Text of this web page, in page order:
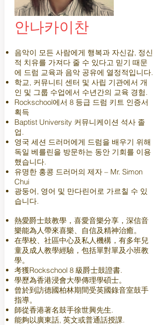
안나카이찬
음악이 모든 사람에게 행복과 자신감, 정신
적 치유를 가져다 줄 수 있다고 믿기 때문
에 드럼 교육과 음악 공유에 열정적입니다.
학교, 커뮤니티 센터 및 사립 기관에서 개
인 및 그룹 수업에서 수년간의 교육 경험.
Rockschool에서 8 등급 드럼 키트 인증서
획득
Baptist University 커뮤니케이션 석사 졸
업.
영국 세션 드러머에게 드럼을 배우기 위해
독일 베를린을 방문하는 동안 기회를 이용
했습니다.
유명한 홍콩 드러머의 제자 – Mr. Simon
Chui
광둥어, 영어 및 만다린어로 가르칠 수 있
습니다.
熱愛爵士鼓教學，喜愛音樂分享，深信音
樂能為人帶來喜樂、自信及精神治癒。
在學校、社區中心及私人機構，有多年兒
童及成人教學經驗，包括單對單及小班教
學。
考獲Rockschool 8 級爵士鼓證書.
學歷為香港浸會大學傳理學碩士。
曾於到訪德國柏林期間受英國錄音室鼓手
指導。
師從香港著名鼓手徐世興先生.
能夠以廣東話, 英文或普通話授課.